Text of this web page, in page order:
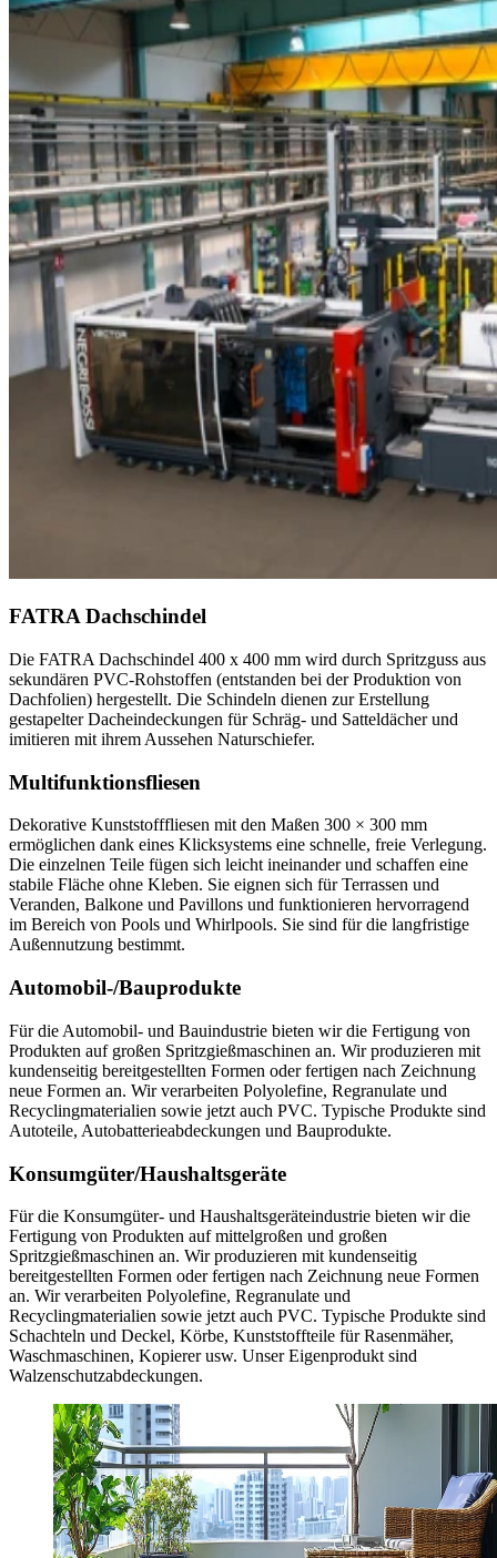
FATRA Dachschindel
Die FATRA Dachschindel 400 x 400 mm wird durch Spritzguss aus
sekundären PVC-Rohstoffen (entstanden bei der Produktion von
Dachfolien) hergestellt. Die Schindeln dienen zur Erstellung
gestapelter Dacheindeckungen für Schräg- und Satteldächer und
imitieren mit ihrem Aussehen Naturschiefer.
Multifunktionsfliesen
Dekorative Kunststofffliesen mit den Maßen 300 × 300 mm
ermöglichen dank eines Klicksystems eine schnelle, freie Verlegung.
Die einzelnen Teile fügen sich leicht ineinander und schaffen eine
stabile Fläche ohne Kleben. Sie eignen sich für Terrassen und
Veranden, Balkone und Pavillons und funktionieren hervorragend
im Bereich von Pools und Whirlpools. Sie sind für die langfristige
Außennutzung bestimmt.
Automobil-/Bauprodukte
Für die Automobil- und Bauindustrie bieten wir die Fertigung von
Produkten auf großen Spritzgießmaschinen an. Wir produzieren mit
kundenseitig bereitgestellten Formen oder fertigen nach Zeichnung
neue Formen an. Wir verarbeiten Polyolefine, Regranulate und
Recyclingmaterialien sowie jetzt auch PVC. Typische Produkte sind
Autoteile, Autobatterieabdeckungen und Bauprodukte.
Konsumgüter/Haushaltsgeräte
Für die Konsumgüter- und Haushaltsgeräteindustrie bieten wir die
Fertigung von Produkten auf mittelgroßen und großen
Spritzgießmaschinen an. Wir produzieren mit kundenseitig
bereitgestellten Formen oder fertigen nach Zeichnung neue Formen
an. Wir verarbeiten Polyolefine, Regranulate und
Recyclingmaterialien sowie jetzt auch PVC. Typische Produkte sind
Schachteln und Deckel, Körbe, Kunststoffteile für Rasenmäher,
Waschmaschinen, Kopierer usw. Unser Eigenprodukt sind
Walzenschutzabdeckungen.